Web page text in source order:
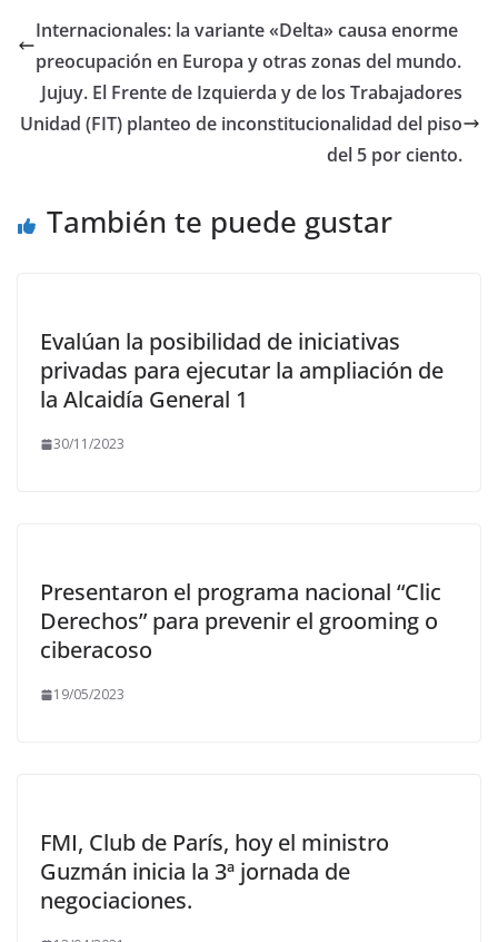
b
o
o
k
d
o
n
l p
ar
ti
r
Internacionales: la variante «Delta» causa enorme
preocupación en Europa y otras zonas del mundo.
Jujuy. El Frente de Izquierda y de los Trabajadores
Unidad (FIT) planteo de inconstitucionalidad del piso
del 5 por ciento.
También te puede gustar
Evalúan la posibilidad de iniciativas
privadas para ejecutar la ampliación de
la Alcaidía General 1
30/11/2023
Presentaron el programa nacional “Clic
Derechos” para prevenir el grooming o
ciberacoso
19/05/2023
FMI, Club de París, hoy el ministro
Guzmán inicia la 3ª jornada de
negociaciones.